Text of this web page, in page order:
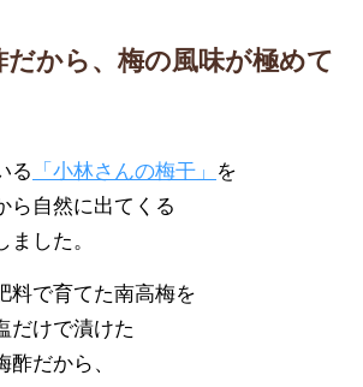
だから、梅の風味が極めて
る 「小林さんの梅干」
を
ら自然に出てくる
した。
料で育てた南高梅を
だけで漬けた
だから、